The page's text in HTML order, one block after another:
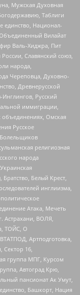
Мужская Духовная
Таблиги
единство, Национал-
Вилайат
Валь-Хиджра, Пит
Славянский союз,
народа,
Череповца, Духовно-
Древнерусской
Русский
иммиграции,
объединениях, Омская
Русское
религиозная
народа
Белый Крест,
инглиизма,
Атака, Мечеть
Астрахани, ВОЛЯ,
ТОЙС, О
Артподготовка,
16,
группа МПГ, Курсом
Автоград Крю,
пансионат Ак Умут,
Башкорт, Нация